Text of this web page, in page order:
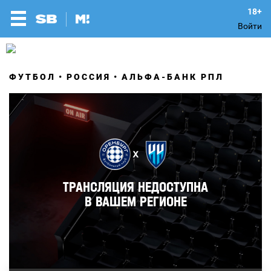
Войти
ФУТБОЛ РОССИЯ АЛЬФА-БАНК РПЛ